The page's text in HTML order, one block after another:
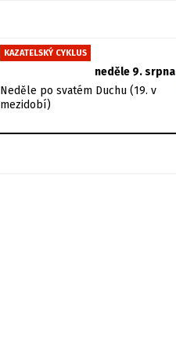
KAZATELSKÝ CYKLUS
neděle 9. srpna
Neděle po svatém Duchu (19. v
mezidobí)